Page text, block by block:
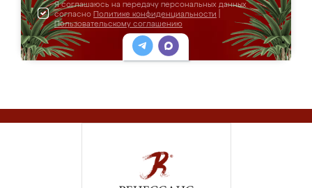
Я соглашаюсь на передачу персональных данных
согласно Политике конфиденциальности
Пользовательскому соглашению